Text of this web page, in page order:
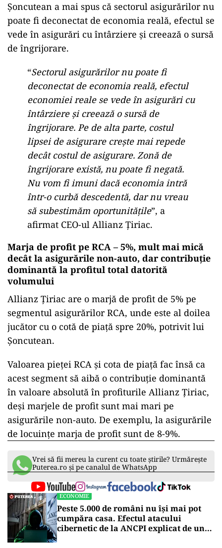
Şoncutean a mai spus că sectorul asigurărilor nu
poate fi deconectat de economia reală, efectul se
vede în asigurări cu întârziere şi creează o sursă
de îngrijorare.
“Sectorul asigurărilor nu poate fi
deconectat de economia reală, efectul
economiei reale se vede în asigurări cu
întârziere şi creează o sursă de
îngrijorare. Pe de alta parte, costul
lipsei de asigurare creşte mai repede
decât costul de asigurare. Zonă de
îngrijorare există, nu poate fi negată.
Nu vom fi imuni dacă economia intră
într-o curbă descedentă, dar nu vreau
să subestimăm oportunităţile”, a
afirmat CEO-ul Allianz Ţiriac.
Marja de profit pe RCA – 5%, mult mai mică
decât la asigurările non-auto, dar contribuţie
dominantă la profitul total datorită
volumului
Allianz Ţiriac are o marjă de profit de 5% pe
segmentul asigurărilor RCA, unde este al doilea
jucător cu o cotă de piaţă spre 20%, potrivit lui
Şoncutean.
Valoarea pieţei RCA şi cota de piaţă fac însă ca
acest segment să aibă o contribuţie dominantă
în valoare absolută în profiturile Allianz Ţiriac,
deşi marjele de profit sunt mai mari pe
asigurările non-auto. De exemplu, la asigurările
de locuinţe marja de profit sunt de 8-9%.
Vrei să fii mereu la curent cu toate știrile? Urmărește
Puterea.ro și pe canalul de WhatsApp
ECONOMIE
Peste 5.000 de români nu își mai pot
cumpăra casa. Efectul atacului
cibernetic de la ANCPI explicat de un